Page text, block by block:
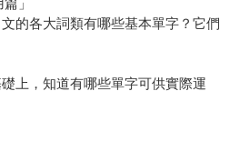
」
的各大詞類有哪些基本單字？它們
上，知道有哪些單字可供實際運